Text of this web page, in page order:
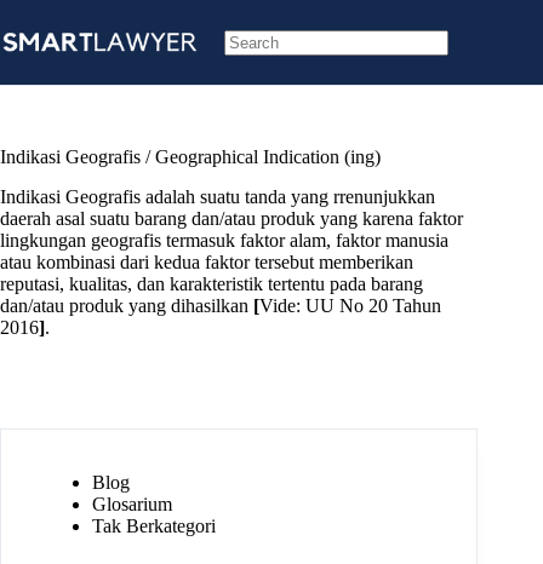
to
content
results
Indikasi Geografis / Geographical Indication (ing)
Indikasi Geografis adalah suatu tanda yang rrenunjukkan
daerah asal suatu barang dan/atau produk yang karena faktor
lingkungan geografis termasuk faktor alam, faktor manusia
atau kombinasi dari kedua faktor tersebut memberikan
reputasi, kualitas, dan karakteristik tertentu pada barang
dan/atau produk yang dihasilkan [Vide: UU No 20 Tahun
2016].
Blog
Glosarium
Tak Berkategori